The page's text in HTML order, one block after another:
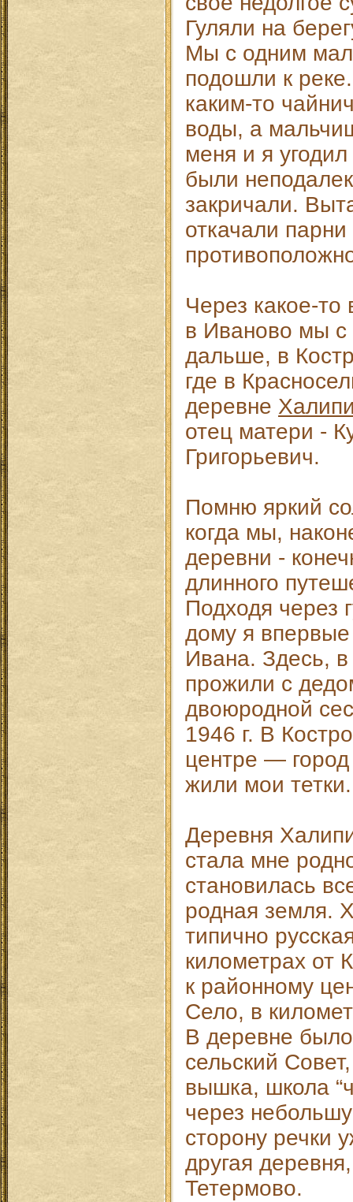
Гуляли на
Мы с одним
подошли к
каким-то
воды, а
меня и я
были
закричали.
откачали парни
Через какое-
в Иваново мы с
дальше, в
где в
деревне
отец матери -
Григорьевич.
Помню яркий
когда мы,
деревни -
длинного
Подходя через
дому я впервые
Ивана. Здесь,
прожили с
двоюродной
1946 г. В
центре —
жили мои тетки.
Деревня
стала мне
становилась
родная земля.
типично
километрах от
к районному
Село, в
В деревне
сельский
вышка, школа
через
сторону речки
другая
Тетермово.